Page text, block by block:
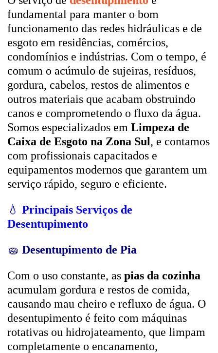
fundamental para manter o bom
funcionamento das redes hidráulicas e de
esgoto em residências, comércios,
condomínios e indústrias. Com o tempo, é
comum o acúmulo de sujeiras, resíduos,
gordura, cabelos, restos de alimentos e
outros materiais que acabam obstruindo
canos e comprometendo o fluxo da água.
Somos especializados em Limpeza de
Caixa de Esgoto na Zona Sul, e contamos
com profissionais capacitados e
equipamentos modernos que garantem um
serviço rápido, seguro e eficiente.
💧 Principais Serviços de
Desentupimento
🧽 Desentupimento de Pia
Com o uso constante, as pias da cozinha
acumulam gordura e restos de comida,
causando mau cheiro e refluxo de água. O
desentupimento é feito com máquinas
rotativas ou hidrojateamento, que limpam
completamente o encanamento,